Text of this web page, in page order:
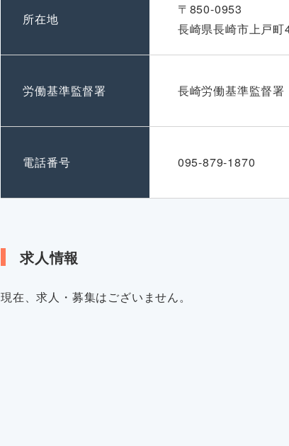
所在地
〒850-0953
長崎県長崎市上戸
労働基準監督署 長崎労働基準監督署
電話番号 095-879-1870
求人情報
現在、求人・募集はございません。